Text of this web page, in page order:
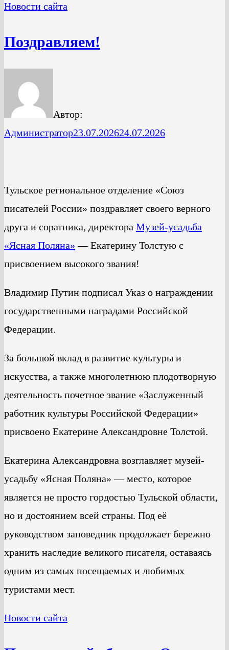
Новости сайта
Поздравляем!
Автор:
Администратор23.07.202624.07.2026
Тульское региональное отделение «Союз
писателей России» поздравляет своего верного
друга и соратника, директора Музей-усадьба
«Ясная Поляна» — Екатерину Толстую с
присвоением высокого звания!
Владимир Путин подписал Указ о награждении
государственными наградами Российской
Федерации.
За большой вклад в развитие культуры и
искусства, а также многолетнюю плодотворную
деятельность почетное звание «Заслуженный
работник культуры Российской Федерации»
присвоено Екатерине Александровне Толстой.
Екатерина Александровна возглавляет музей-
усадьбу «Ясная Поляна» — место, которое
является не просто гордостью Тульской области,
но и достоянием всей страны. Под её
руководством заповедник продолжает бережно
хранить наследие великого писателя, оставаясь
одним из самых посещаемых и любимых
туристами мест.
Новости сайта